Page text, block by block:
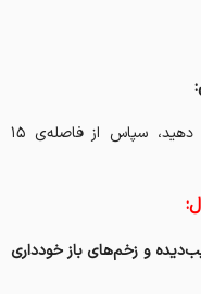
پیش از هر بار مصرف‌، اسپری را تکان دهید، سپاس از فاصله‌ی ۱۵
و زخم‌های باز خودداری